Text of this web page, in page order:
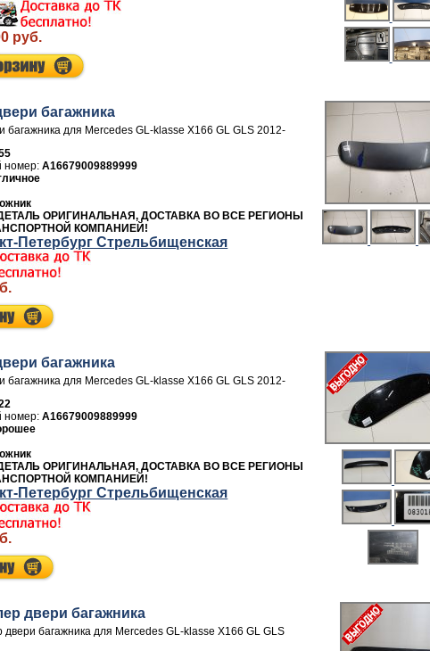
руб.
багажника
багажника для Mercedes GL-klasse X166 GL GLS 2012-
A16679009889999
ОРИГИНАЛЬНАЯ, ДОСТАВКА ВО ВСЕ РЕГИОНЫ
КОМПАНИЕЙ!
Петербург Стрельбищенская
багажника
багажника для Mercedes GL-klasse X166 GL GLS 2012-
A16679009889999
ОРИГИНАЛЬНАЯ, ДОСТАВКА ВО ВСЕ РЕГИОНЫ
КОМПАНИЕЙ!
Петербург Стрельбищенская
двери багажника
багажника для Mercedes GL-klasse X166 GL GLS